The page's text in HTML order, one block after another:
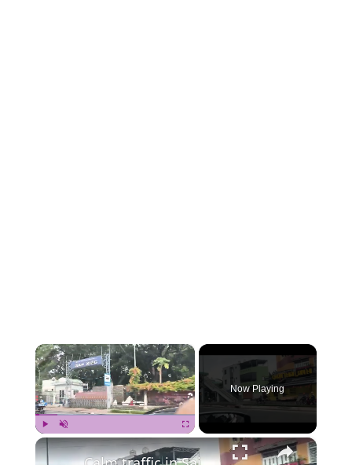
×
Play Unmute Fullscreen
Now Playing
×